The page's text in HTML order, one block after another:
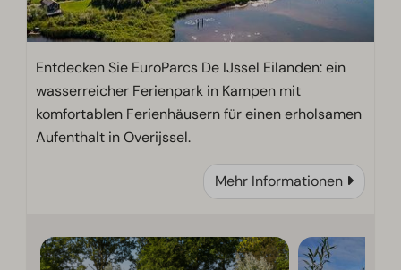
Entdecken Sie EuroParcs De IJssel Eilanden: ein
wasserreicher Ferienpark in Kampen mit
komfortablen Ferienhäusern für einen erholsamen
Aufenthalt in Overijssel.
Mehr Informationen